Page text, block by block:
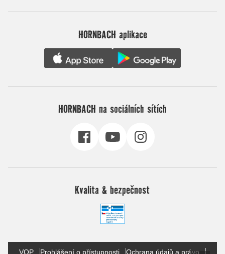
HORNBACH aplikace
HORNBACH na sociálních sítích
Kvalita & bezpečnost
VOP Prohlášení o přístupnosti Ochrana údajů a právo